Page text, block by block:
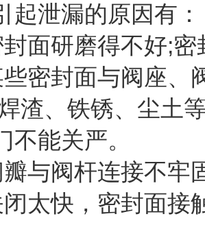
泄漏的原因有：
研磨得不好;密
封面与阀座、阀
渣、铁锈、尘土
不能关严。
阀杆连接不牢
快，密封面接触